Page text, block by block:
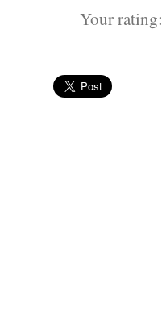
Your rating: